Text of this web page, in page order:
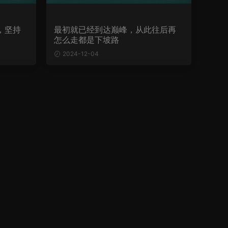
坚持
最初就已经到达巅峰，从此往后再
怎么走都是下坡路
2024-12-04